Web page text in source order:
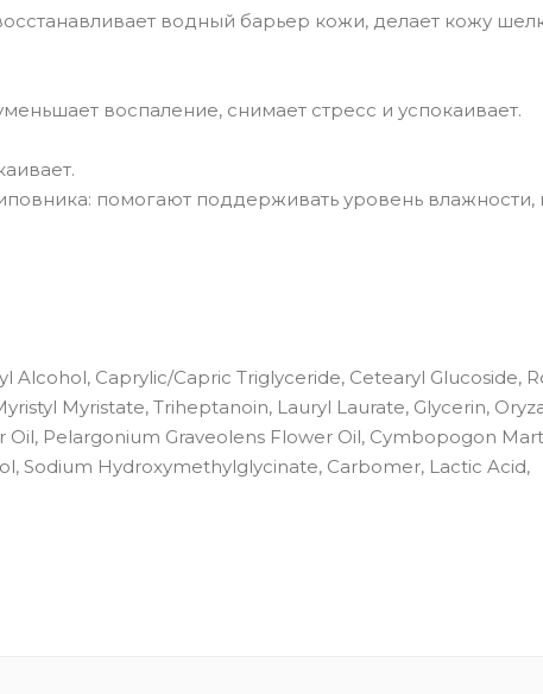
водный барьер кожи, делает кожу
воспаление, снимает стресс и успокаивает.
помогают поддерживать уровень
Caprylic/Capric Triglyceride, Cetearyl Glucoside,
Myristate, Triheptanoin, Lauryl Laurate, Glycerin,
Pelargonium Graveolens Flower Oil, Cymbopogon
Sodium Hydroxymethylglycinate, Carbomer, Lactic Acid,